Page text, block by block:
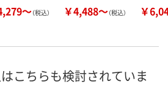
～（税込） ￥4,488～（税込） ￥
こちらも検討されていま